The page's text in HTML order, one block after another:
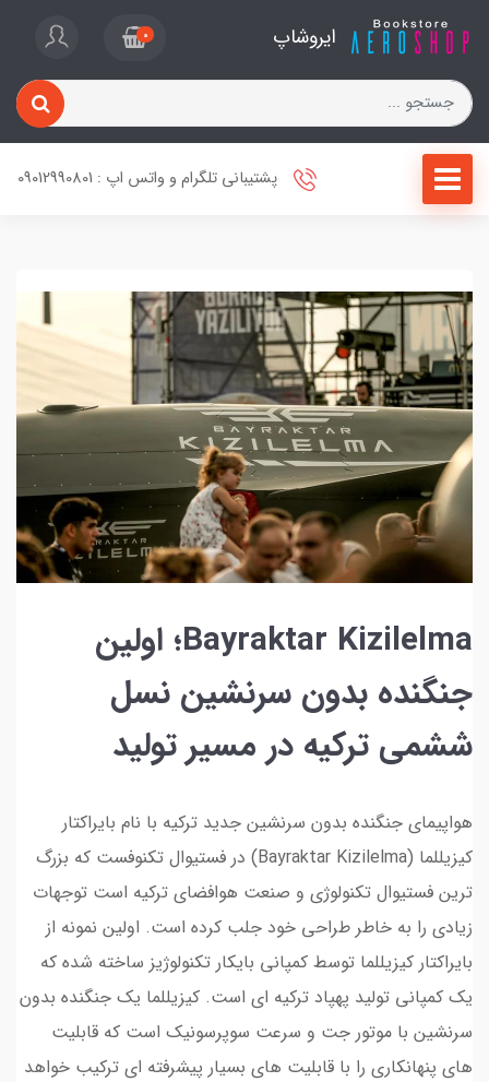
ایروشاپ 0
پشتیبانی تلگرام و واتس اپ : 09012990801
Bayraktar Kizilelma؛ اولین
جنگنده بدون سرنشین نسل
ششمی ترکیه در مسیر تولید
هواپیمای جنگنده بدون سرنشین جدید ترکیه با نام بایراکتار
کیزیللما (Bayraktar Kizilelma) در فستیوال تکنوفست که بزرگ
ترین فستیوال تکنولوژی و صنعت هوافضای ترکیه است توجهات
زیادی را به خاطر طراحی خود جلب کرده است. اولین نمونه از
بایراکتار کیزیللما توسط کمپانی بایکار تکنولوژیز ساخته شده که
یک کمپانی تولید پهپاد ترکیه ای است. کیزیللما یک جنگنده بدون
سرنشین با موتور جت و سرعت سوپرسونیک است که قابلیت
های پنهانکاری را با قابلیت های بسیار پیشرفته ای ترکیب خواهد